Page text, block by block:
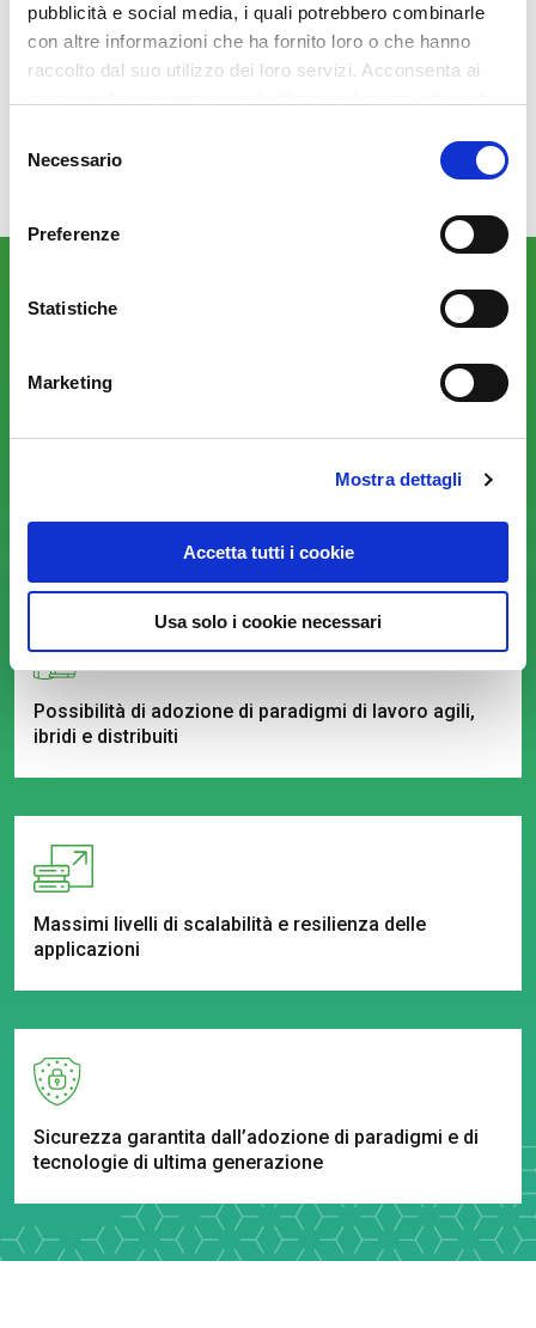
pubblicità e social media, i quali potrebbero combinarle
con altre informazioni che ha fornito loro o che hanno
raccolto dal suo utilizzo dei loro servizi. Acconsenta ai
delNecessario
Preferenze
Statistiche
Marketing
Mostra dettagli
Accetta tutti i cookie
Usa solo i cookie necessari
soluzioni Citrix
Forniamo assistenza dedicata per garantire
un’operatività ottimale.
Insieme alle aziende per costruire il
compromessi a livello di sicurezza
Possibilità di adozione di paradigmi di lavoro agili,
ibridi e distribuiti
Massimi livelli di scalabilità e resilienza delle
applicazioni
Sicurezza garantita dall’adozione di paradigmi e di
tecnologie di ultima generazione